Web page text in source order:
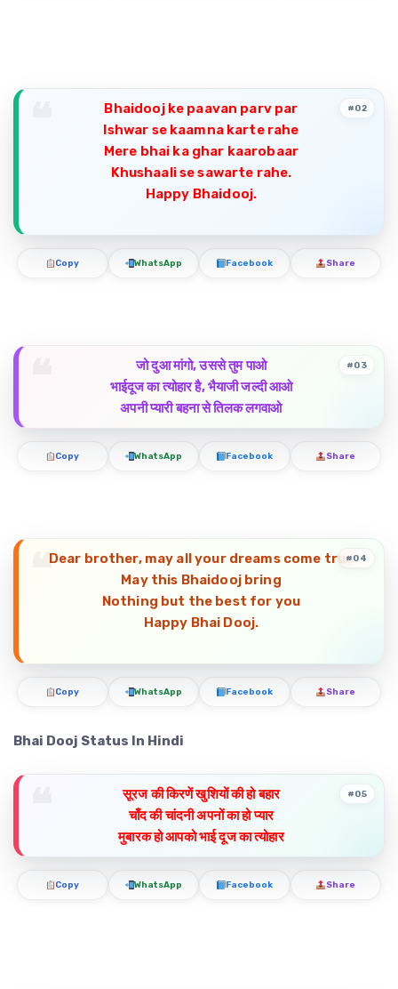
Bhaidooj ke paavan parv par
Ishwar se kaamna karte rahe
Mere bhai ka ghar kaarobaar
Khushaali se sawarte rahe.
Happy Bhaidooj.
#02
Copy WhatsApp Facebook Share
जो दुआ मांगो, उससे तुम पाओ
भाईदूज का त्योहार है, भैयाजी जल्दी आओ
अपनी प्यारी बहना से तिलक लगवाओ
#03
Copy WhatsApp Facebook Share
Dear brother, may all your dreams come true
May this Bhaidooj bring
Nothing but the best for you
Happy Bhai Dooj.
#04
Copy WhatsApp Facebook Share
Bhai Dooj Status In Hindi
सूरज की किरणें खुशियों की हो बहार
चाँद की चांदनी अपनों का हो प्यार
मुबारक हो आपको भाई दूज का त्योहार
#05
Copy WhatsApp Facebook Share